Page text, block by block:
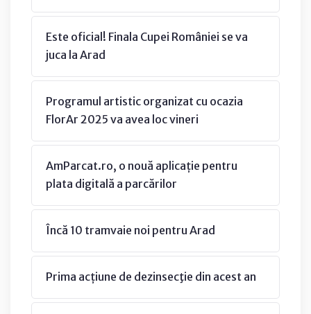
Este oficial! Finala Cupei României se va
juca la Arad
Programul artistic organizat cu ocazia
FlorAr 2025 va avea loc vineri
AmParcat.ro, o nouă aplicație pentru
plata digitală a parcărilor
Încă 10 tramvaie noi pentru Arad
Prima acțiune de dezinsecţie din acest an